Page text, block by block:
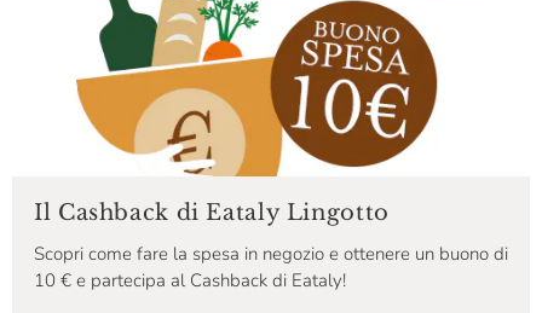
Il Cashback di Eataly Lingotto
Scopri come fare la spesa in negozio e ottenere un buono di
10 € e partecipa al Cashback di Eataly!